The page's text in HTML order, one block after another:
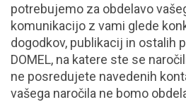
potrebujemo za obdelavo
komunikacijo z vami glede
dogodkov, publikacij in ostalih
DOMEL, na katere ste se
ne posredujete navedenih
vašega naročila ne bomo